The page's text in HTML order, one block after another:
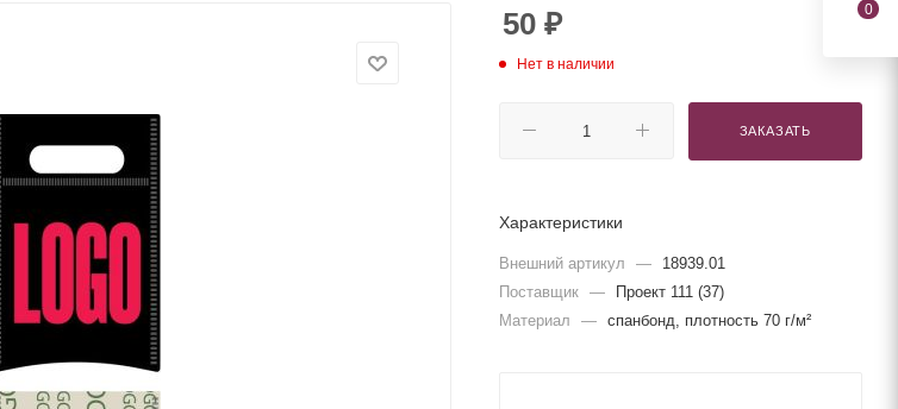
50 ₽
Нет в наличии
ЗАКАЗАТЬ
Характеристики
Внешний артикул —
18939.01
Поставщик —
Проект 111 (37)
Материал
— спанбонд, плотность 70 г/м²
0